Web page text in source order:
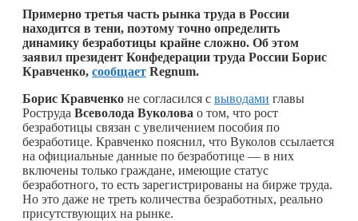
Примерно третья часть рынка труда в России
находится в тени, поэтому точно определить
динамику безработицы крайне сложно. Об этом
заявил президент Конфедерации труда России Борис
Кравченко, сообщает Regnum.
Борис Кравченко не согласился с выводами главы
Роструда Всеволода Вуколова о том, что рост
безработицы связан с увеличением пособия по
безработице. Кравченко пояснил, что Вуколов ссылается
на официальные данные по безработице — в них
включены только граждане, имеющие статус
безработного, то есть зарегистрированы на бирже труда.
Но это даже не треть количества безработных, реально
присутствующих на рынке.